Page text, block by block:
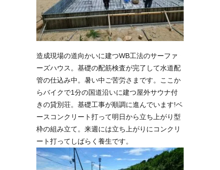
造成現場の道向かいに建つWB工法のサーファ
ーズハウス。基礎の配筋検査が完了して水道配
管の仕込み中。暑い中ご苦労さまです。ここか
らバイクで1分の国道沿いに建つ屋外サウナ付
きの貸別荘。基礎工事が順調に進んでいます!ベ
ースコンクリート打って明日から立ち上がり型
枠の組み立て。来週には立ち上がりにコンクリ
ート打ってしばらく養生です。